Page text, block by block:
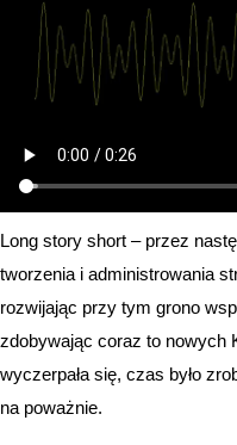
Long story short – przez
tworzenia i administrowania
rozwijając przy tym grono
zdobywając coraz to nowych
wyczerpała się, czas było
na poważnie.